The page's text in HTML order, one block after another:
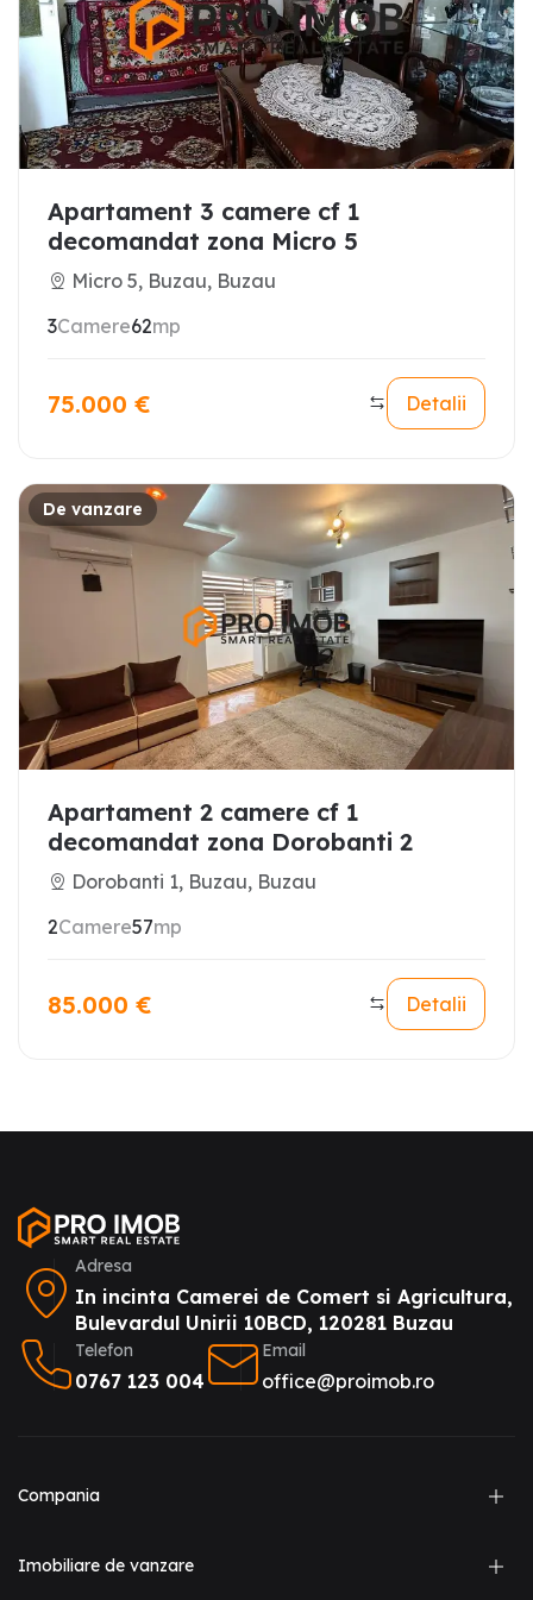
Apartament 3 camere cf 1
decomandat zona Micro 5
Micro 5, Buzau, Buzau
3Camere62mp
75.000 € Detalii
De vanzare
Apartament 2 camere cf 1
decomandat zona Dorobanti 2
Dorobanti 1, Buzau, Buzau
2Camere57mp
85.000 € Detalii
Adresa
In incinta Camerei de Comert si Agricultura,
Bulevardul Unirii 10BCD, 120281 Buzau
Telefon
0767 123 004
Email
office@proimob.ro
Compania
Imobiliare de vanzare